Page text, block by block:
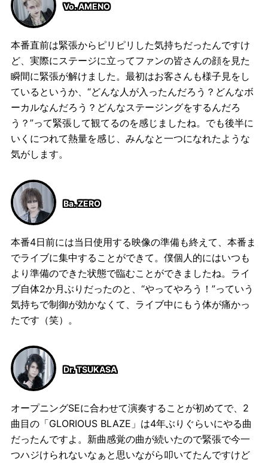
Vo. AMENO
本番直前は緊張からピリピリした気持ちだったんですけ
ど、実際にステージに立ってファンの皆さんの顔を見た
瞬間に緊張が解けました。最初はお客さんも様子見をし
ているというか、“どんな人が入ったんだろう？どんなボ
ーカルなんだろう？どんなステージングをするんだろ
う？”って緊張して観てるのを感じましたね。でも後半に
いくにつれて熱量を感じ、みんなと一つになれたような
気がします。
Ba. ZERO
本番4日前には当日使用する映像の準備も終えて、本番ま
でライブに集中することができて。僕個人的にはいつも
より準備のできた状態で臨むことができましたね。ライ
ブ自体2か月ぶりだったのと、“やってやろう！”っていう
気持ちで制御が効かなくて、ライブ中にもう体が痛かっ
たです（笑）。
Dr. TSUKASA
オープニングSEに合わせて演奏することが初めてで、2
曲目の「GLORIOUS BLAZE」は4年ぶりぐらいにやる曲
だったんですよ。新曲感覚の曲が続いたので緊張で今一
つハジけられないなぁと思いながら叩いてたんですけど